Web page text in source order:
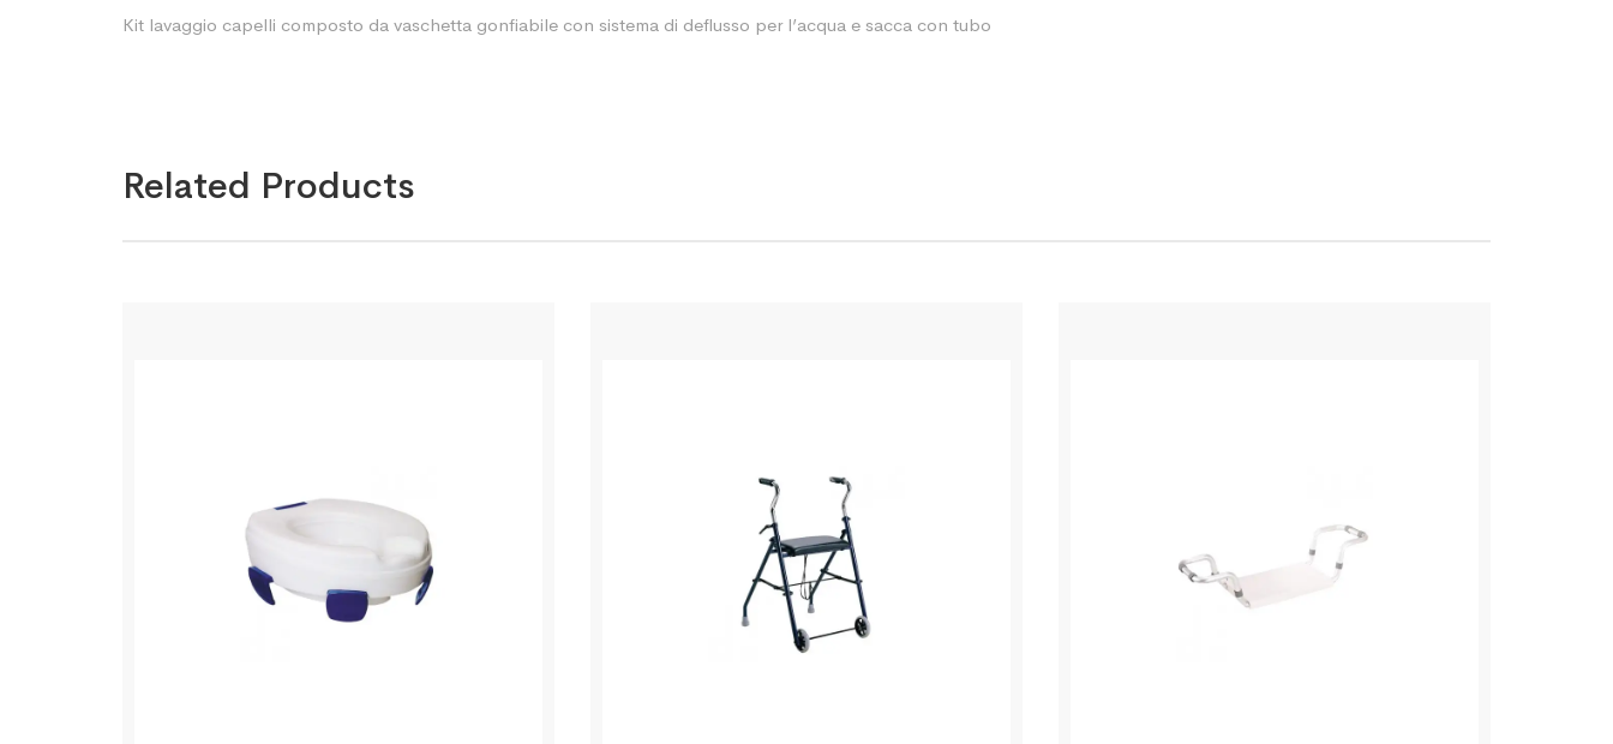
Kit lavaggio capelli composto da vaschetta gonfiabile con sistema di deflusso per l’acqua e sacca con tubo
Related Products